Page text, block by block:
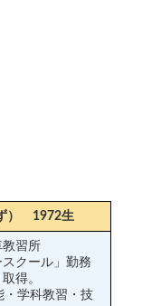
） 1972生
教習所
スクール」勤務
得。
・学科教習・技